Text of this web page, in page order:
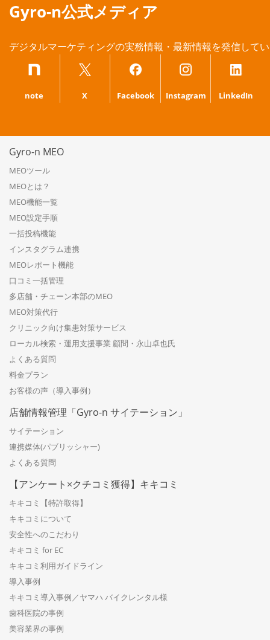
Gyro-n公式メディア
デジタルマーケティングの実務情報・最新情報を発信して
note X Facebook Instagram LinkedIn
Gyro-n MEO
MEOツール
MEOとは？
MEO機能一覧
MEO設定手順
一括投稿機能
インスタグラム連携
MEOレポート機能
口コミ一括管理
多店舗・チェーン本部のMEO
MEO対策代行
クリニック向け集患対策サービス
ローカル検索・運用支援事業 顧問・永山卓也氏
よくある質問
料金プラン
お客様の声（導入事例）
店舗情報管理「Gyro-n サイテーション」
サイテーション
連携媒体(パブリッシャー)
よくある質問
【アンケート×クチコミ獲得】キキコミ
キキコミ【特許取得】
キキコミについて
安全性へのこだわり
キキコミ for EC
キキコミ利用ガイドライン
導入事例
キキコミ導入事例／ヤマハ バイクレンタル様
歯科医院の事例
美容業界の事例